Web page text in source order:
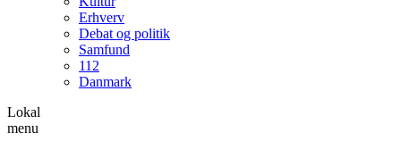
Erhverv
Debat og politik
Samfund
112
Danmark
Lokal
menu